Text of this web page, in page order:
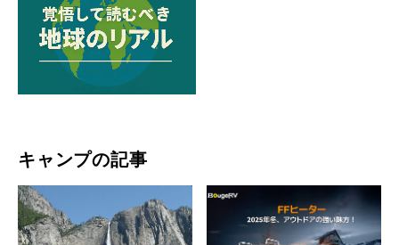
キャンプの記事